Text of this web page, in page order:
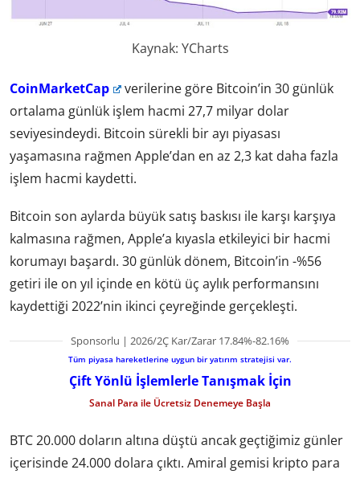
Kaynak: YCharts
CoinMarketCap
verilerine göre Bitcoin’in 30 günlük
ortalama günlük işlem hacmi 27,7 milyar dolar
seviyesindeydi. Bitcoin sürekli bir ayı piyasası
yaşamasına rağmen Apple’dan en az 2,3 kat daha fazla
işlem hacmi kaydetti.
Bitcoin son aylarda büyük satış baskısı ile karşı karşıya
kalmasına rağmen, Apple’a kıyasla etkileyici bir hacmi
korumayı başardı. 30 günlük dönem, Bitcoin’in -%56
getiri ile on yıl içinde en kötü üç aylık performansını
kaydettiği 2022’nin ikinci çeyreğinde gerçekleşti.
Sponsorlu | 2026/2Ç Kar/Zarar 17.84%-82.16%
Tüm piyasa hareketlerine uygun bir yatırım stratejisi var.
Çift Yönlü İşlemlerle Tanışmak İçin
Sanal Para ile Ücretsiz Denemeye Başla
BTC 20.000 doların altına düştü ancak geçtiğimiz günler
içerisinde 24.000 dolara çıktı. Amiral gemisi kripto para